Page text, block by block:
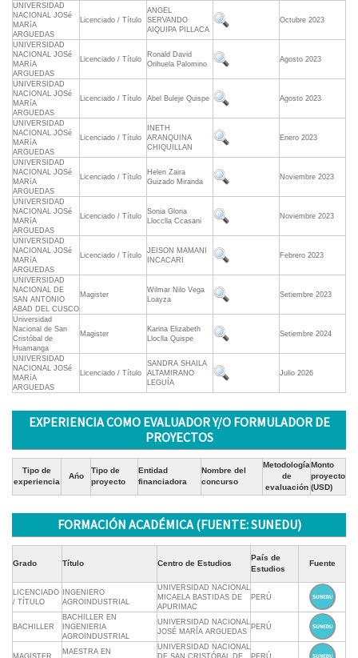
UNIVERSIDAD
NACIONAL JOSé
MARíA
ARGUEDAS
Licenciado / Título
ANGEL
SERVANDO
AIQUIPA PILLACA
Octubre 2023
UNIVERSIDAD
NACIONAL JOSé
MARíA
ARGUEDAS
Licenciado / Título
Ronald David
Orihuela Palomino
Agosto 2023
UNIVERSIDAD
NACIONAL JOSé
MARíA
ARGUEDAS
Licenciado / Título Abel Buleje Quispe Agosto 2023
UNIVERSIDAD
NACIONAL JOSé
MARíA
ARGUEDAS
Licenciado / Título
INETH
ARANQUINA
CHIQUILLAN
Enero 2023
UNIVERSIDAD
NACIONAL JOSé
MARíA
ARGUEDAS
Licenciado / Título
Helen Zaira
Guizado Miranda
Noviembre 2023
UNIVERSIDAD
NACIONAL JOSé
MARíA
ARGUEDAS
Licenciado / Título
Sonia Gloria
Llocclla Ccasani
Noviembre 2023
UNIVERSIDAD
NACIONAL JOSé
MARíA
ARGUEDAS
Licenciado / Título
JEISON MAMANI
INCACARI
Febrero 2023
UNIVERSIDAD
NACIONAL DE
SAN ANTONIO
ABAD DEL CUSCO
Magister
Wilmar Nilo Vega
Loayza
Setiembre 2023
Universidad
Nacional de San
Cristóbal de
Huamanga
Magister
Karina Elizabeth
Lloclla Quispe
Setiembre 2024
UNIVERSIDAD
NACIONAL JOSé
MARíA
ARGUEDAS
Licenciado / Título
SANDRA SHAILA
ALTAMIRANO
LEGUÍA
Julio 2026
EXPERIENCIA COMO EVALUADOR Y/O FORMULADOR DE
PROYECTOS
Tipo de
experiencia
Ańo
Tipo de
proyecto
Entidad
financiadora
Nombre del
concurso
Metodología
de
evaluación
Monto
proyecto
(USD)
FORMACIÓN ACADÉMICA (FUENTE: SUNEDU)
Grado Título Centro de Estudios
País de
Estudios
Fuente
LICENCIADO
/ TÍTULO
INGENIERO
AGROINDUSTRIAL
UNIVERSIDAD NACIONAL
MICAELA BASTIDAS DE
APURIMAC
PERÚ
BACHILLER
BACHILLER EN
INGENIERIA
AGROINDUSTRIAL
UNIVERSIDAD NACIONAL
JOSÉ MARÍA ARGUEDAS
PERÚ
MAGISTER
MAESTRA EN
UNIVERSIDAD NACIONAL
DE SAN CRISTÓBAL DE
PERÚ